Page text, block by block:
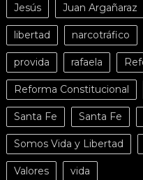
Jesús Juan Argañaraz
libertad narcotráfico
provida rafaela
Reforma Constitucional
Santa Fe Santa Fe
Somos Vida y Libertad
Valores vida